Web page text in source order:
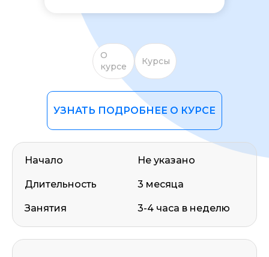
О
курсе
Курсы
УЗНАТЬ ПОДРОБНЕЕ О КУРСЕ
Начало
Длительность
Занятия
Не указано
3 месяца
3-4 часа в неделю